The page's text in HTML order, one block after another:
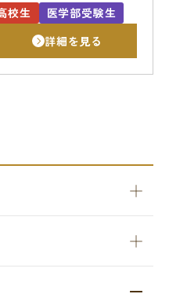
い合わせ
校生 医学部受験生
詳細を見る